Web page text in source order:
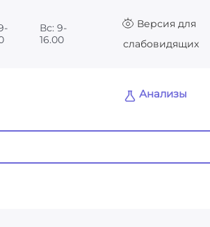
Вс: 9-
16.00
Версия для
слабовидящих
Анализы